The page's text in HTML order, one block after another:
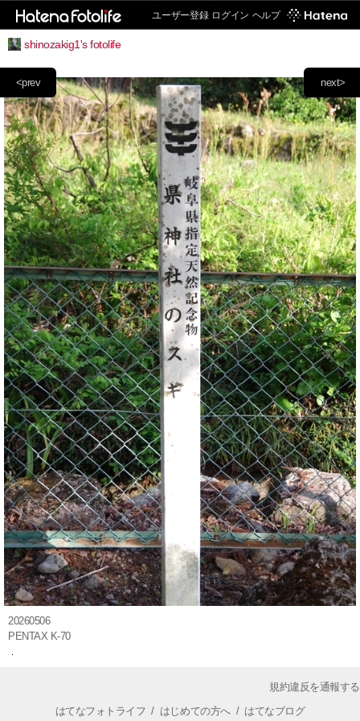
ユーザー登録 ログイン ヘルプ
shinozakig1's fotolife
next>
<prev
20260506
PENTAX K-70
規約違反を通報する
はてなフォトライフ / はじめての方へ/ はてなブログ